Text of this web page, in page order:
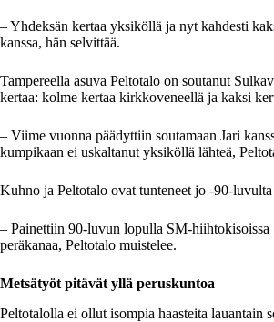
– Yhdeksän kertaa yksiköllä ja nyt kahdesti
kanssa, hän selvittää.
Tampereella asuva Peltotalo on soutanut
kertaa: kolme kertaa kirkkoveneellä ja kaksi
– Viime vuonna päädyttiin soutamaan Jari
kumpikaan ei uskaltanut yksiköllä lähteä,
Kuhno ja Peltotalo ovat tunteneet jo -90-
– Painettiin 90-luvun lopulla SM-
peräkanaa, Peltotalo muistelee.
Metsätyöt pitävät yllä peruskuntoa
Peltotalolla ei ollut isompia haasteita lauantain